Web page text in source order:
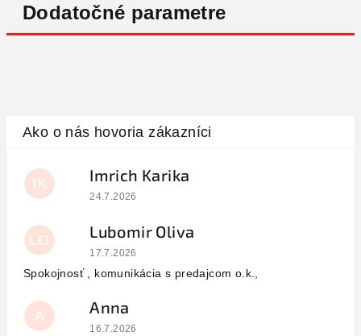
Dodatočné parametre
IK Imrich Karika
Hodnotenie obchodu je 5 z 5 hviezdičiek.
24.7.2026
LO Lubomir Oliva
Hodnotenie obchodu je 5 z 5 hviezdičiek.
17.7.2026
Spokojnosť , komunikácia s predajcom o.k.,
A Anna
Hodnotenie obchodu je 5 z 5 hviezdičiek.
16.7.2026